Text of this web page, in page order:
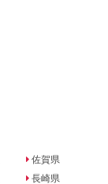
佐賀県
長崎県